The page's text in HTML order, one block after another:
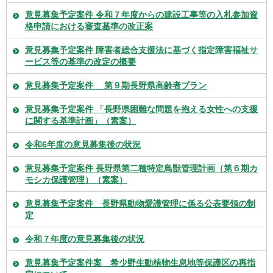
意見募集予定案件 令和７年度からの建設工事等の入札参加資
格申請における審査基準の改正案
意見募集予定案件 障害者総合支援法に基づく指定障害福祉サ
ービス等の基準の改定の概要
意見募集予定案件 第９期長野県高齢者プラン
意見募集予定案件 「長野県困難な問題を抱える女性への支援
に関する基準計画」（素案）
令和6年度の意見募集後の状況
意見募集予定案件 長野県第二種特定鳥獣管理計画（第６期カ
モシカ保護管理）（素案）
意見募集予定案件 長野県動物愛護管理に係る公表要領の制
定
令和７年度の意見募集後の状況
意見募集予定案件案 希少野生動植物生息地等保護区の再指